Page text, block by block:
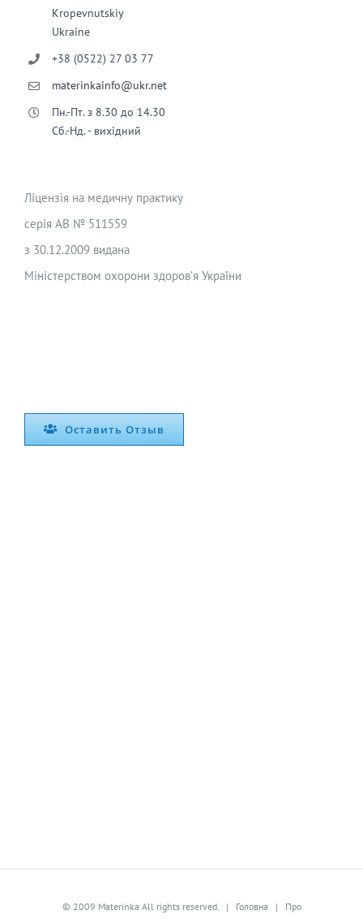
Kropevnutskiy
Ukraine
+38 (0522) 27 03 77
materinkainfo@ukr.net
Пн.-Пт. з 8.30 до 14.30
Сб.-Нд. - вихідний
Ліцензія на медичну практику
серія АВ № 511559
з 30.12.2009 видана
Міністерством охорони здоров’я України
Оставить Отзыв
© 2009 Materinka All rights reserved. | Головна | Про